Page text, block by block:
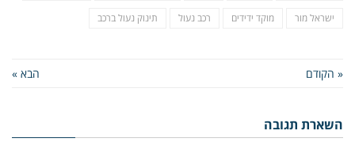
ישראל מור מוקד ידידים רכב נעול תינוק נעול ברכב
« הקודם הבא »
השארת תגובה